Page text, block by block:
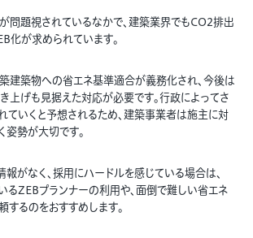
問題視されているなかで、建築業界でもCO2排出
化が求められています。
建築物への省エネ基準適合が義務化され、今後は
上げも見据えた対応が必要です。行政によってさ
ていくと予想されるため、建築事業者は施主に対
姿勢が大切です。
がなく、採用にハードルを感じている場合は、
るZEBプランナーの利用や、面倒で難しい省エネ
るのをおすすめします。